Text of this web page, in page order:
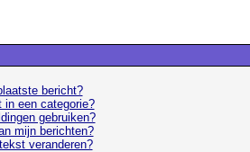
bericht?
in een categorie?
gebruiken?
mijn berichten?
veranderen?